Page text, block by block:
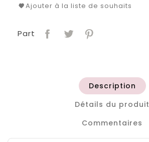
Ajouter à la liste de souhaits
Part
Description
Détails du produit
Commentaires